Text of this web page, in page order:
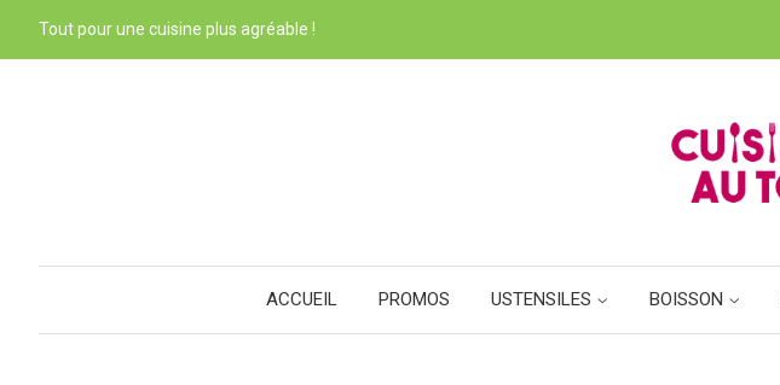
Tout pour une cuisine plus agréable !
ACCUEIL PROMOS USTENSILES BOISSON